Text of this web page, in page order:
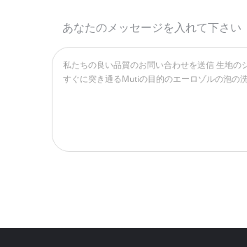
あなたのメッセージを入れて下さい